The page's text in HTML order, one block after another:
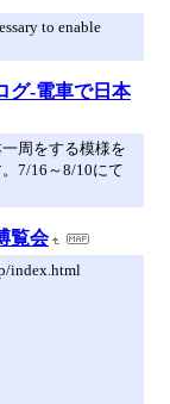
to enable
グ-電車で日本
周をする模様を
7/16～8/10にて
覧会
index.html